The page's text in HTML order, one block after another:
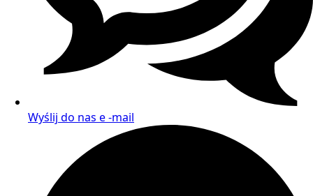
Wyślij do nas e -mail